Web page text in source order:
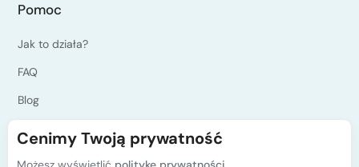
Pomoc
Jak to działa?
FAQ
Blog
Cenimy Twoją prywatność